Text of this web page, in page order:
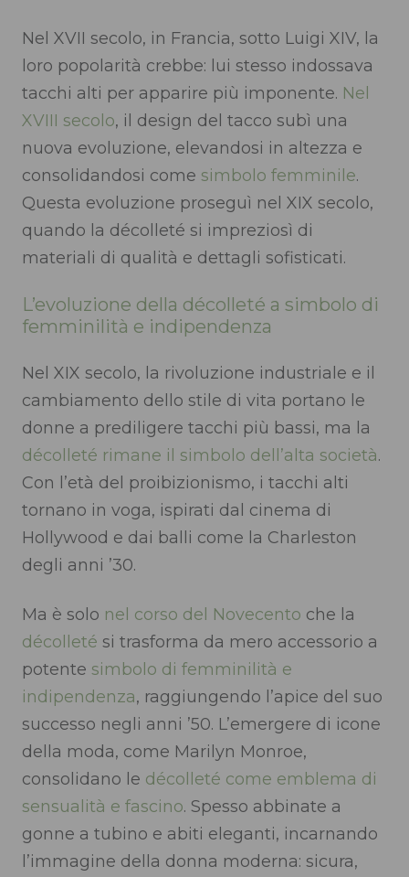
Nel XVII secolo, in Francia, sotto Luigi XIV, la
loro popolarità crebbe: lui stesso indossava
tacchi alti per apparire più imponente. Nel
XVIII secolo, il design del tacco subì una
nuova evoluzione, elevandosi in altezza e
consolidandosi come simbolo femminile.
Questa evoluzione proseguì nel XIX secolo,
quando la décolleté si impreziosì di
materiali di qualità e dettagli sofisticati.
L’evoluzione della décolleté a simbolo di
femminilità e indipendenza
Nel XIX secolo, la rivoluzione industriale e il
cambiamento dello stile di vita portano le
donne a prediligere tacchi più bassi, ma la
décolleté rimane il simbolo dell’alta società.
Con l’età del proibizionismo, i tacchi alti
tornano in voga, ispirati dal cinema di
Hollywood e dai balli come la Charleston
degli anni ’30.
Ma è solo nel corso del Novecento che la
décolleté si trasforma da mero accessorio a
potente simbolo di femminilità e
indipendenza, raggiungendo l’apice del suo
successo negli anni ’50. L’emergere di icone
della moda, come Marilyn Monroe,
consolidano le décolleté come emblema di
sensualità e fascino. Spesso abbinate a
gonne a tubino e abiti eleganti, incarnando
l’immagine della donna moderna: sicura,